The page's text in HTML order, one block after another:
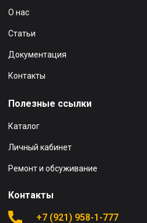
О нас
Статьи
Документация
Контакты
Полезные ссылки
Каталог
Личный кабинет
Ремонт и обсуживание
Контакты
+7 (921) 958-1-777